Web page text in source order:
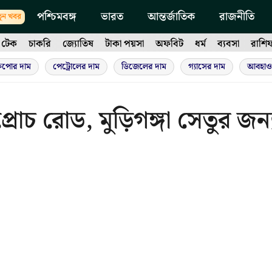
খবর পশ্চিমবঙ্গ ভারত আন্তর্জাতিক রাজনীতি
টেক চাকরি জ্যোতিষ টাকা পয়সা অফবিট ধর্ম ব্যবসা
দাম পেট্রোলের দাম ডিজেলের দাম গ্যাসের দাম
রোড, মুড়িগঙ্গা সেতুর